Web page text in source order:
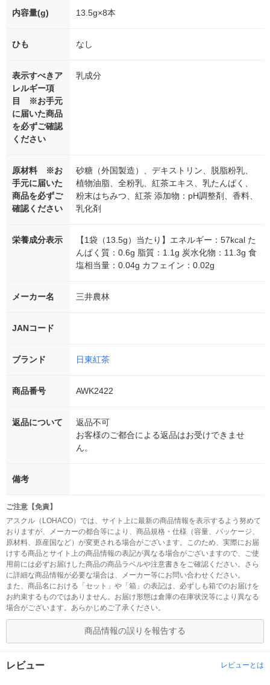
内容量(g) 13.5g×8本
ひも なし
表示すべきア
レルギー項
目 ※お手元
に届いた商品
を必ずご確認
ください
乳成分
原材料 ※お
手元に届いた
商品を必ずご
確認ください
砂糖（外国製造）、デキストリン、脱脂粉乳、
植物油脂、全粉乳、紅茶エキス、乳たんぱく、
粉末はちみつ、紅茶 添加物：pH調整剤、香料、
乳化剤
栄養成分表示
【1袋（13.5g）当たり】エネルギー：57kcal た
んぱく質：0.6g 脂質：1.1g 炭水化物：11.3g 食
塩相当量：0.04g カフェイン：0.02g
メーカー名 三井農林
JANコード
ブランド 日東紅茶
商品番号 AWK2422
返品について
返品不可
お客様のご都合による返品はお受けできませ
ん。
備考
ご注意【免責】
アスクル（LOHACO）では、サイト上に最新の商品情報を表示するよう努めて
おりますが、メーカーの都合等により、商品規格・仕様（容量、パッケージ、
原材料、原産国など）が変更される場合がございます。このため、実際にお届
けする商品とサイト上の商品情報の表記が異なる場合がございますので、ご使
用前には必ずお届けした商品の商品ラベルや注意書きをご確認ください。さら
に詳細な商品情報が必要な場合は、メーカー等にお問い合わせください。
また、商品名における「セット」や「箱」の表記は、必ずしも箱でのお届けを
お約束するものではありません。お届け形態は倉庫の在庫状況等により異なる
場合がございます。あらかじめご了承ください。
商品情報の誤りを報告する
レビュー レビューとは